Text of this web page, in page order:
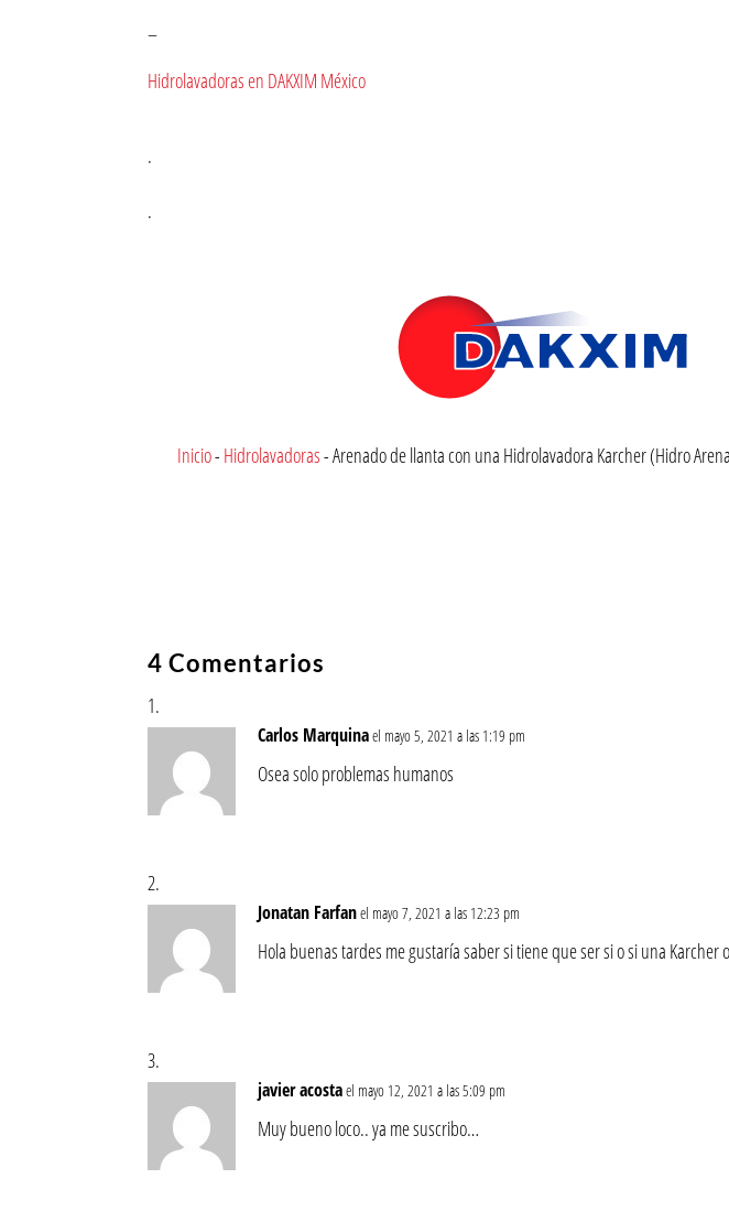
–
Hidrolavadoras en DAKXIM México
.
.
Inicio- Hidrolavadoras-Arenado de llanta con una Hidrolavadora Karcher (Hidro
4 Comentarios
Carlos Marquinael mayo 5, 2021 a las 1:19 pm
Osea solo problemas humanos
Jonatan Farfanel mayo 7, 2021 a las 12:23 pm
Hola buenas tardes me gustaría saber si tiene que ser si o si una
javier acostael mayo 12, 2021 a las 5:09 pm
Muy bueno loco.. ya me suscribo…